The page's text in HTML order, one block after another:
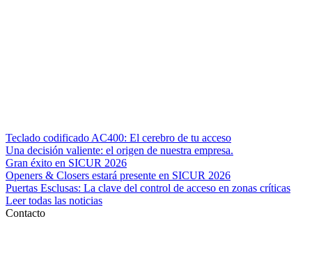
Teclado codificado AC400: El cerebro de tu acceso
Una decisión valiente: el origen de nuestra empresa.
Gran éxito en SICUR 2026
Openers & Closers estará presente en SICUR 2026
Puertas Esclusas: La clave del control de acceso en zonas críticas
Leer todas las noticias
Contacto